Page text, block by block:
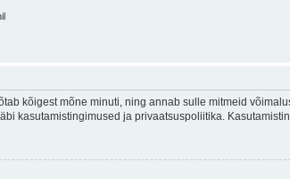
kõigest mõne minuti, ning annab sulle mitmeid
kasutamistingimused ja privaatsuspoliitika.